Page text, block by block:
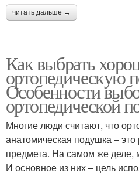
читать дальше →
Как выбрать
ортопедическую
Особенности
ортопедической
Многие люди считают, что
анатомическая подушка –
предмета. На самом же деле,
И основное из них – цель